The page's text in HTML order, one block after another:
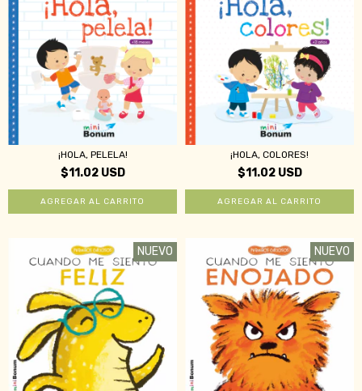
¡HOLA, PELELA!
$11.02 USD
¡HOLA, COLORES!
$11.02 USD
NUEVO NUEVO